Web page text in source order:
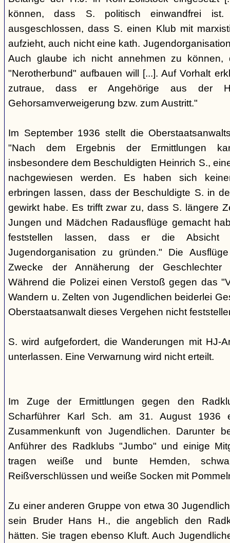
können, dass S. politisch einwandfrei
ausgeschlossen, dass S. einen Klub mit
aufzieht, auch nicht eine kath.
Auch glaube ich nicht annehmen zu können,
"Nerotherbund" aufbauen will [...]. Auf Vorhalt
zutraue, dass er Angehörige aus der
Gehorsamverweigerung bzw. zum Austritt."
Im September 1936 stellt die
"Nach dem Ergebnis der Ermittlungen
insbesondere dem Beschuldigten Heinrich S.,
nachgewiesen werden. Es haben sich
erbringen lassen, dass der Beschuldigte S. in
gewirkt habe. Es trifft zwar zu, dass S. längere
Jungen und Mädchen Radausflüge gemacht
feststellen lassen, dass er die Absicht
Jugendorganisation zu gründen." Die
Zwecke der Annäherung der Geschlechter
Während die Polizei einen Verstoß gegen das
Wandern u. Zelten von Jugendlichen beiderlei
Oberstaatsanwalt dieses Vergehen nicht
S. wird aufgefordert, die Wanderungen mit HJ-
unterlassen. Eine Verwarnung wird nicht erteilt.
Im Zuge der Ermittlungen gegen den
Scharführer Karl Sch. am 31. August 1936
Zusammenkunft von Jugendlichen. Darunter
Anführer des Radklubs "Jumbo" und einige
tragen weiße und bunte Hemden,
Reißverschlüssen und weiße Socken mit
Zu einer anderen Gruppe von etwa 30
sein Bruder Hans H., die angeblich den
hätten. Sie tragen ebenso Kluft. Auch